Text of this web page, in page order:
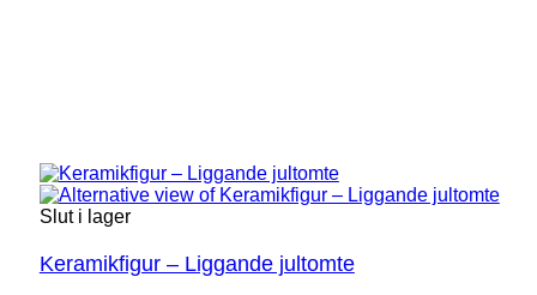
Slut i lager
Keramikfigur – Liggande jultomte